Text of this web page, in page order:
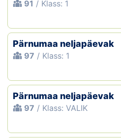
91 / Klass: 1
Pärnumaa neljapäevak
97 / Klass: 1
Pärnumaa neljapäevak
97 / Klass: VALIK